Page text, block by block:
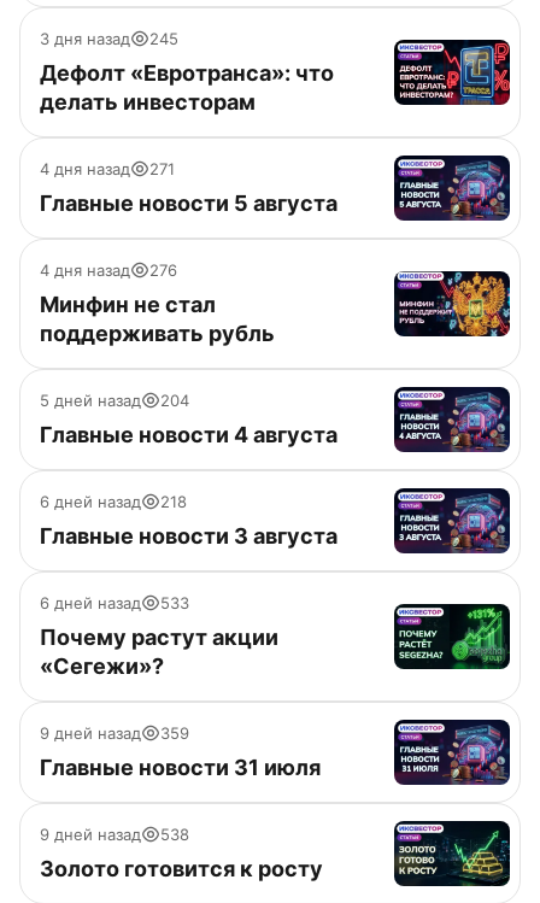
3 дня назад 245
Дефолт «Евротранса»: что
делать инвесторам
4 дня назад 271
Главные новости 5 августа
4 дня назад 276
Минфин не стал
поддерживать рубль
5 дней назад 204
Главные новости 4 августа
6 дней назад 218
Главные новости 3 августа
6 дней назад 533
Почему растут акции
«Сегежи»?
9 дней назад 359
Главные новости 31 июля
9 дней назад 538
Золото готовится к росту